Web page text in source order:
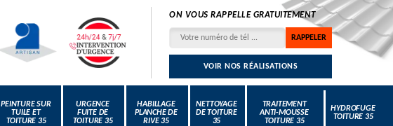
ON VOUS RAPPELLE GRATUITEMENT
VOIR NOS RÉALISATIONS
PEINTURE SUR
TUILE ET
TOITURE 35
URGENCE
FUITE DE
TOITURE 35
HABILLAGE
PLANCHE DE
RIVE 35
NETTOYAGE
DE TOITURE
35
TRAITEMENT
ANTI-MOUSSE
TOITURE 35
HYDROFUGE
TOITURE 35